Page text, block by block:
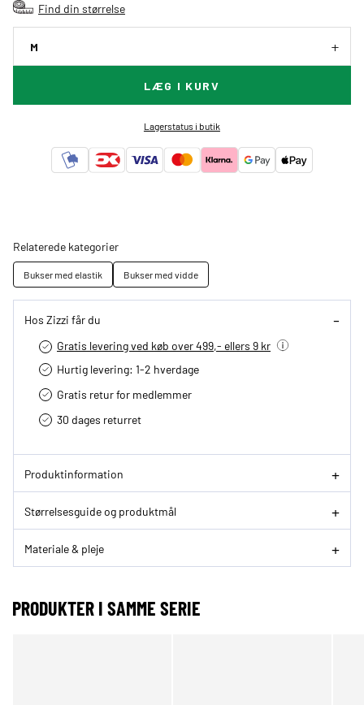
Find din størrelse
M
LÆG I KURV
Lagerstatus i butik
Relaterede kategorier
Bukser med elastik Bukser med vidde
Hos Zizzi får du
Gratis levering ved køb over 499,- ellers 9 kr
Hurtig levering­: 1-2 hverdage
Gratis retur for medlemmer
30 dages returret
Produktinformation
Størrelsesguide og produktmål
Materiale & pleje
PRODUKTER I SAMME SERIE